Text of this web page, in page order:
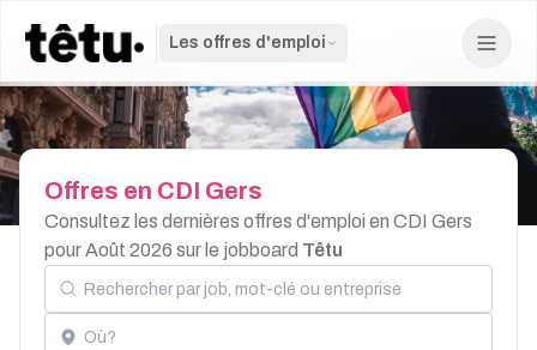
Les offres d'emploi
Offres en CDI Gers
Consultez les dernières offres d'emploi en CDI Gers
pour Août 2026 sur le jobboard Têtu
Rechercher par job, mot-clé ou entreprise
Localisation